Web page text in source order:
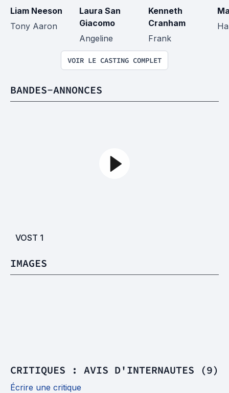
Liam Neeson
Tony Aaron
Laura San
Giacomo
Angeline
Kenneth
Cranham
Frank
VOIR LE CASTING COMPLET
BANDES-ANNONCES
VOST 1
IMAGES
CRITIQUES : AVIS D'INTERNAUTES (9)
Écrire une critique